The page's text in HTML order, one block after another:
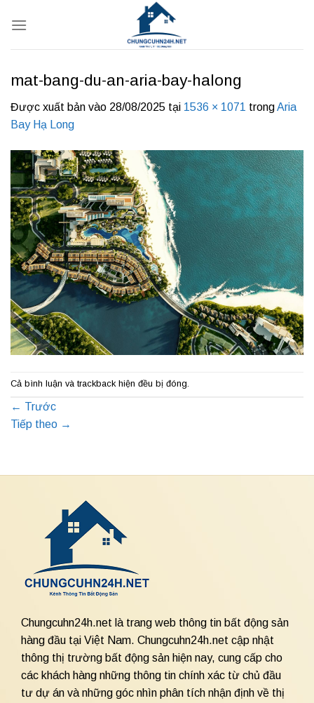
qua
mat-bang-du-an-aria-bay-halong
Được xuất bản vào 28/08/2025 tại 1536 × 1071 trongAria
Bay Hạ Long
Cả bình luận và trackback hiện đều bị đóng.
← Trước
Tiếp theo →
Chungcuhn24h.net là trang web thông tin bất động sản
hàng đầu tại Việt Nam. Chungcuhn24h.net cập nhật
thông thị trường bất động sản hiện nay, cung cấp cho
các khách hàng những thông tin chính xác từ chủ đầu
tư dự án và những góc nhìn phân tích nhận định về thị